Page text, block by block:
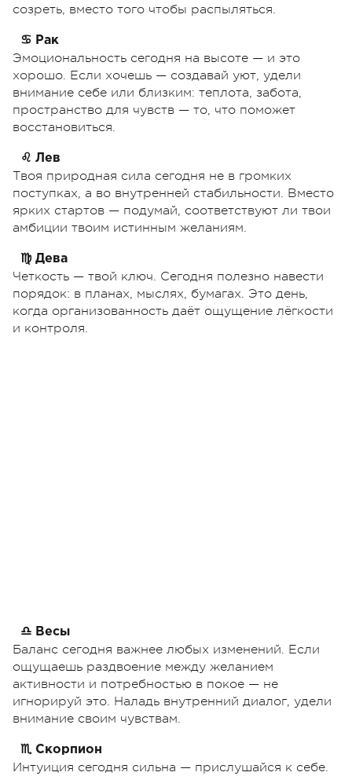
созреть, вместо того чтобы распыляться.
♋ Рак
Эмоциональность сегодня на высоте — и это
хорошо. Если хочешь — создавай уют, удели
внимание себе или близким: теплота, забота,
пространство для чувств — то, что поможет
восстановиться.
♌ Лев
Твоя природная сила сегодня не в громких
поступках, а во внутренней стабильности. Вместо
ярких стартов — подумай, соответствуют ли твои
амбиции твоим истинным желаниям.
♍ Дева
Четкость — твой ключ. Сегодня полезно навести
порядок: в планах, мыслях, бумагах. Это день,
когда организованность даёт ощущение лёгкости
и контроля.
♎ Весы
Баланс сегодня важнее любых изменений. Если
ощущаешь раздвоение между желанием
активности и потребностью в покое — не
игнорируй это. Наладь внутренний диалог, удели
внимание своим чувствам.
♏ Скорпион
Интуиция сегодня сильна — прислушайся к себе.